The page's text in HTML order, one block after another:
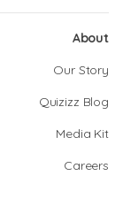
About
Our Story
Quizizz Blog
Media Kit
Careers